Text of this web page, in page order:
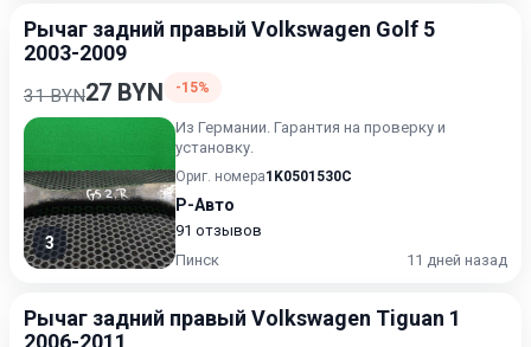
Рычаг задний правый Volkswagen Golf 5
2003-2009
31 BYN27 BYN -15%
3
Из Германии. Гарантия на проверку и
установку.
Ориг. номера1K0501530C
Р-Авто
91 отзывов
Пинск
11 дней назад
Рычаг задний правый Volkswagen Tiguan 1
2006-2011